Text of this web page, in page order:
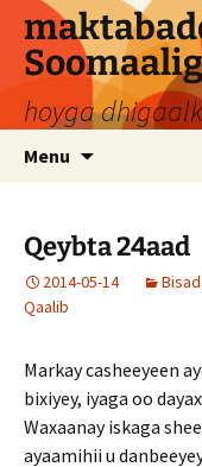
Skip
content
hoyga
Menu
Qeybta 24aad
2014-05-14
Qaalib
Markay casheeyeen
bixiyey, iyaga oo
Waxaanay iskaga
ayaamihii u